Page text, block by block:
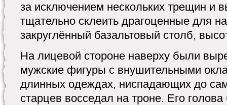
за исключением нескольких трещин и
тщательно склеить драгоценные для
закруглённый базальтовый столб,
На лицевой стороне наверху были
мужские фигуры с внушительными
длинных одеждах, ниспадающих до
старцев восседал на троне. Его